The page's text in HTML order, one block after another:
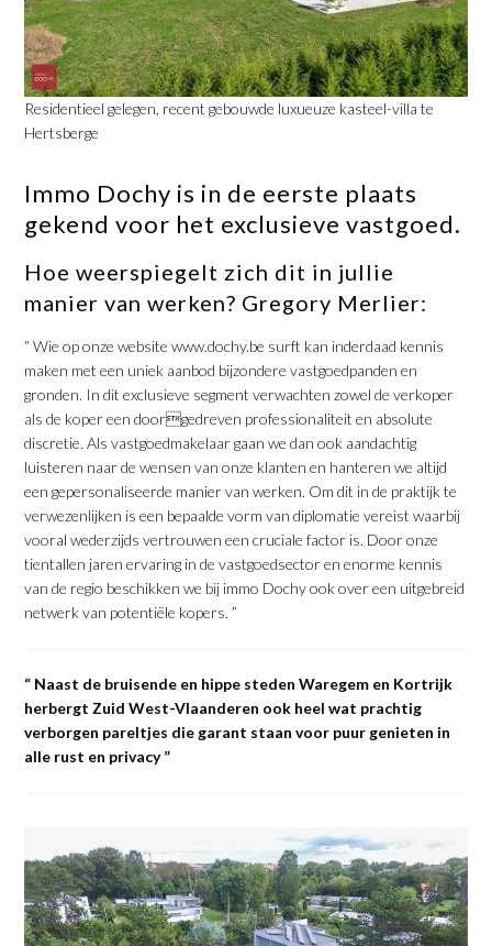
Residentieel gelegen, recent gebouwde luxueuze kasteel-villa te
Hertsberge
Immo Dochy is in de eerste plaats
gekend voor het exclusieve vastgoed.
Hoe weerspiegelt zich dit in jullie
manier van werken? Gregory Merlier:
“ Wie op onze website www.dochy.be surft kan inderdaad kennis
maken met een uniek aanbod bijzondere vastgoedpanden en
gronden. In dit exclusieve segment verwachten zowel de verkoper
als de koper een doorgedreven professionaliteit en absolute
discretie. Als vastgoedmakelaar gaan we dan ook aandachtig
luisteren naar de wensen van onze klanten en hanteren we altijd
een gepersonaliseerde manier van werken. Om dit in de praktijk te
verwezenlijken is een bepaalde vorm van diplomatie vereist waarbij
vooral wederzijds vertrouwen een cruciale factor is. Door onze
tientallen jaren ervaring in de vastgoedsector en enorme kennis
van de regio beschikken we bij immo Dochy ook over een uitgebreid
netwerk van potentiële kopers. ”
“ Naast de bruisende en hippe steden Waregem en Kortrijk
herbergt Zuid West-Vlaanderen ook heel wat prachtig
verborgen pareltjes die garant staan voor puur genieten in
alle rust en privacy ”